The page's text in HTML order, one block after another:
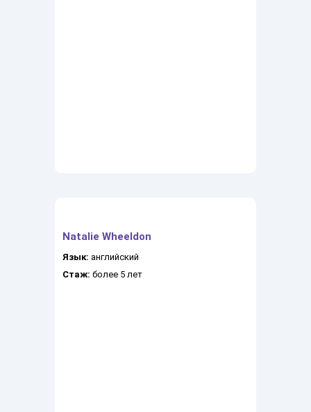
Natalie Wheeldon
Язык: английский
Стаж: более 5 лет